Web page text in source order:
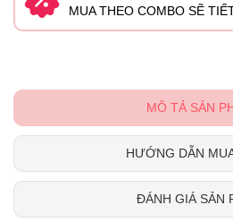
MUA THEO COMBO SẼ
MÔ TẢ SẢN
HƯỚNG DẪN
ĐÁNH GIÁ SẢN